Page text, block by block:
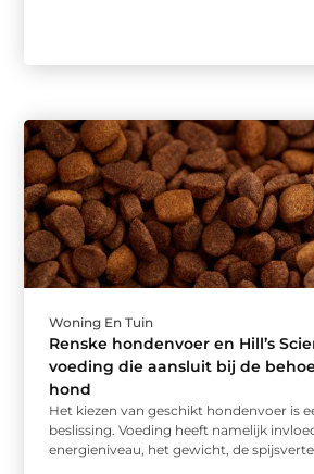
Woning En Tuin
Renske hondenvoer en Hill’s
voeding die aansluit bij de
hond
Het kiezen van geschikt hondenvoer is
beslissing. Voeding heeft namelijk
energieniveau, het gewicht, de